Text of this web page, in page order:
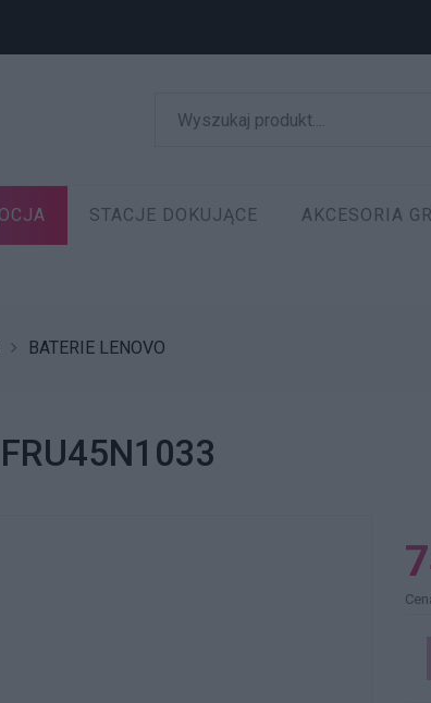
STACJE DOKUJĄCE AKCESORIA
BATERIE LENOVO